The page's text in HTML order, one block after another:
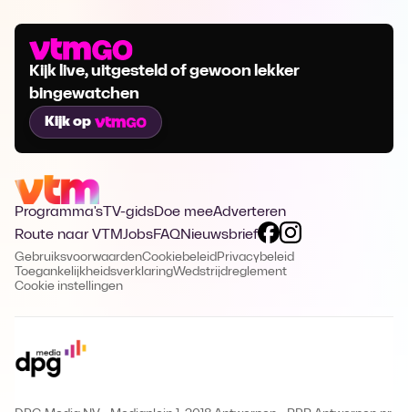
Kijk live, uitgesteld of gewoon lekker
bingewatchen
Kijk op
Programma's TV-gidsDoe meeAdverteren
Route naar VTMJobsFAQNieuwsbrief
GebruiksvoorwaardenCookiebeleid Privacybeleid
ToegankelijkheidsverklaringWedstrijdreglement
Cookie instellingen